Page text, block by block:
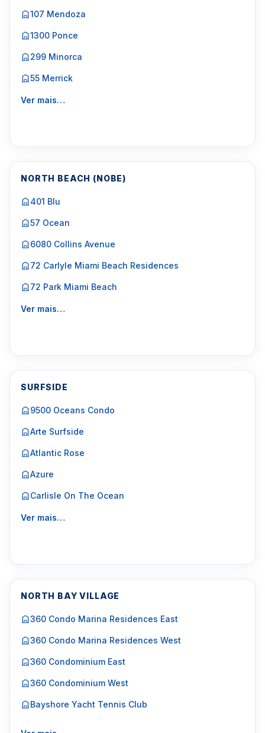
107 Mendoza
1300 Ponce
299 Minorca
55 Merrick
Ver mais…
NORTH BEACH (NOBE)
401 Blu
57 Ocean
6080 Collins Avenue
72 Carlyle Miami Beach Residences
72 Park Miami Beach
Ver mais…
SURFSIDE
9500 Oceans Condo
Arte Surfside
Atlantic Rose
Azure
Carlisle On The Ocean
Ver mais…
NORTH BAY VILLAGE
360 Condo Marina Residences East
360 Condo Marina Residences West
360 Condominium East
360 Condominium West
Bayshore Yacht Tennis Club